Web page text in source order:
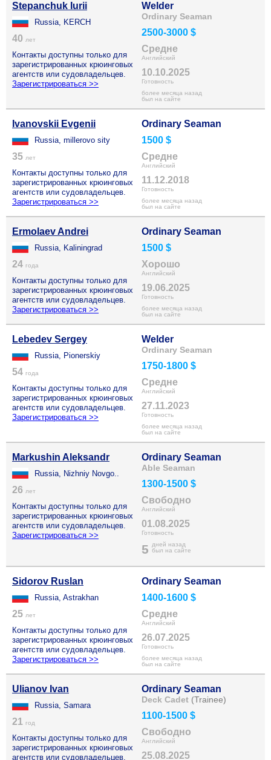
Stepanchuk Iurii
Russia, KERCH
40 лет
Контакты доступны только для
зарегистрированных крюинговых
агентств или судовладельцев.
Зарегистрироваться >>
Welder
Ordinary Seaman
2500-3000 $
Средне
Английский
10.10.2025
Готовность
более месяца назад
был на сайте
Ivanovskii Evgenii
Russia, millerovo sity
35 лет
Контакты доступны только для
зарегистрированных крюинговых
агентств или судовладельцев.
Зарегистрироваться >>
Ordinary Seaman
1500 $
Средне
Английский
11.12.2018
Готовность
более месяца назад
был на сайте
Ermolaev Andrei
Russia, Kaliningrad
24 года
Контакты доступны только для
зарегистрированных крюинговых
агентств или судовладельцев.
Зарегистрироваться >>
Ordinary Seaman
1500 $
Хорошо
Английский
19.06.2025
Готовность
более месяца назад
был на сайте
Lebedev Sergey
Russia, Pionerskiy
54 года
Контакты доступны только для
зарегистрированных крюинговых
агентств или судовладельцев.
Зарегистрироваться >>
Welder
Ordinary Seaman
1750-1800 $
Средне
Английский
27.11.2023
Готовность
более месяца назад
был на сайте
Markushin Aleksandr
Russia, Nizhniy Novgo..
26 лет
Контакты доступны только для
зарегистрированных крюинговых
агентств или судовладельцев.
Зарегистрироваться >>
Ordinary Seaman
Able Seaman
1300-1500 $
Свободно
Английский
01.08.2025
Готовность
5
дней назад
был на сайте
Sidorov Ruslan
Russia, Astrakhan
25 лет
Контакты доступны только для
зарегистрированных крюинговых
агентств или судовладельцев.
Зарегистрироваться >>
Ordinary Seaman
1400-1600 $
Средне
Английский
26.07.2025
Готовность
более месяца назад
был на сайте
Ulianov Ivan
Russia, Samara
21 год
Контакты доступны только для
зарегистрированных крюинговых
агентств или судовладельцев.
Ordinary Seaman
Deck Cadet (Trainee)
1100-1500 $
Свободно
Английский
25.08.2025